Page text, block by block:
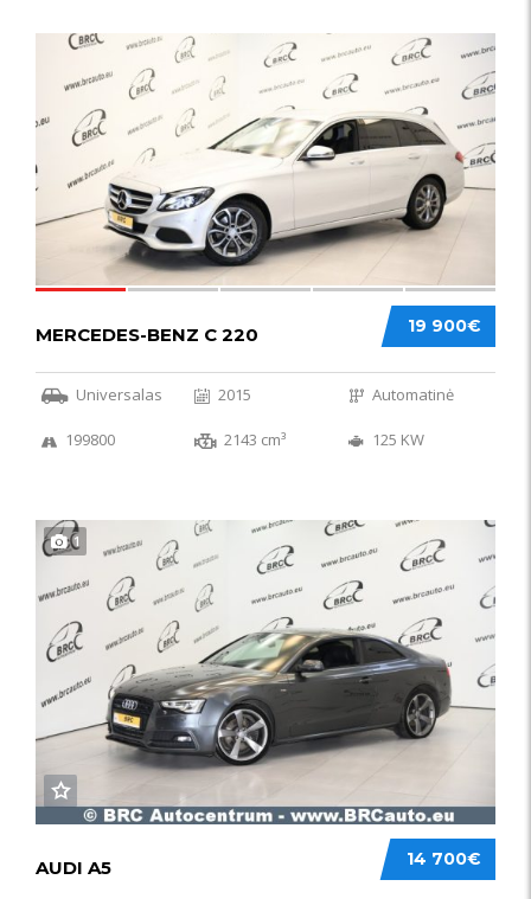
52
19 900€
MERCEDES-BENZ C 220
Universalas 2015 Automatinė
199800 2143 cm³ 125 KW
1
14 700€
AUDI A5